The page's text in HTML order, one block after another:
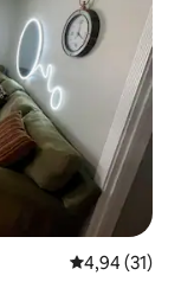
4,94 av 5 i
4,94 (31)